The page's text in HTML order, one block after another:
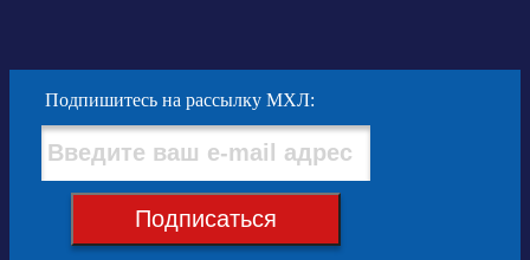
Подпишитесь на рассылку МХЛ:
Подписаться